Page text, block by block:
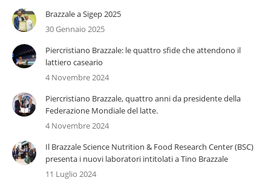
Brazzale a Sigep 2025
30 Gennaio 2025
Piercristiano Brazzale: le quattro sfide che attendono il
lattiero caseario
4 Novembre 2024
Piercristiano Brazzale, quattro anni da presidente della
Federazione Mondiale del latte.
4 Novembre 2024
Il Brazzale Science Nutrition & Food Research Center (BSC)
presenta i nuovi laboratori intitolati a Tino Brazzale
11 Luglio 2024